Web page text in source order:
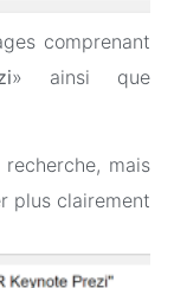
comprenant
» ainsi que
mais
plus clairement